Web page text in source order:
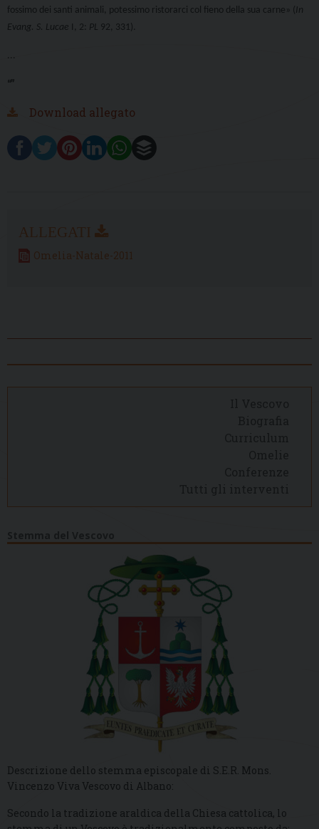
fossimo dei santi animali, potessimo ristorarci col fieno della sua carne » ( In
Evang. S. Lucae I, 2: PL 92, 331).
...
“”
Download allegato
Omelia-Natale-2011
Descrizione dello stemma episcopale di S.E.R. Mons.
Vincenzo Viva Vescovo di Albano:
Secondo la tradizione araldica della Chiesa cattolica, lo